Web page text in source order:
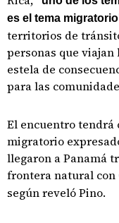
es el tema
territorios de
personas que
estela de
para las
El encuentro tendrá
migratorio
llegaron a Panamá
frontera natural con
según reveló Pino.